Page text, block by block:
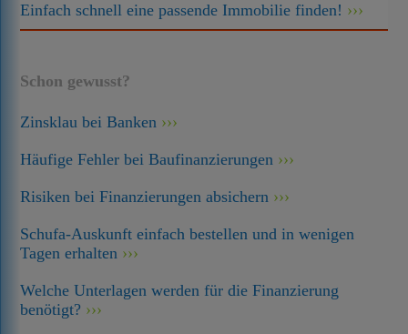
Einfach schnell eine passende Immobilie finden!
Schon gewusst?
Zinsklau bei Banken
Häufige Fehler bei Baufinanzierungen
Risiken bei Finanzierungen absichern
Schufa-Auskunft einfach bestellen und in wenigen
Tagen erhalten
Welche Unterlagen werden für die Finanzierung
benötigt?